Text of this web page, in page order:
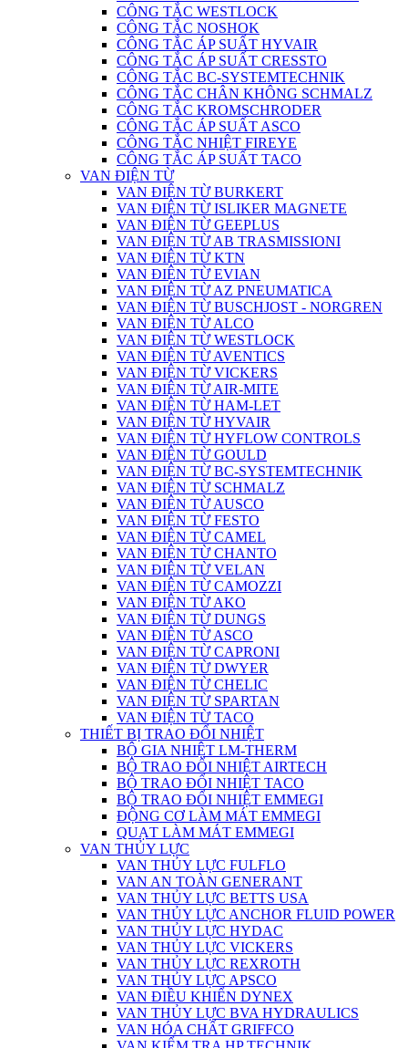
CÔNG TẮC WESTLOCK
CÔNG TẮC NOSHOK
CÔNG TẮC ÁP SUẤT HYVAIR
CÔNG TẮC ÁP SUẤT CRESSTO
CÔNG TẮC BC-SYSTEMTECHNIK
CÔNG TẮC CHÂN KHÔNG SCHMALZ
CÔNG TẮC KROMSCHRODER
CÔNG TẮC ÁP SUẤT ASCO
CÔNG TẮC NHIỆT FIREYE
CÔNG TẮC ÁP SUẤT TACO
VAN ĐIỆN TỪ
VAN ĐIỆN TỪ BURKERT
VAN ĐIỆN TỪ ISLIKER MAGNETE
VAN ĐIỆN TỪ GEEPLUS
VAN ĐIỆN TỪ AB TRASMISSIONI
VAN ĐIỆN TỪ KTN
VAN ĐIỆN TỪ EVIAN
VAN ĐIỆN TỪ AZ PNEUMATICA
VAN ĐIỆN TỪ BUSCHJOST - NORGREN
VAN ĐIỆN TỪ ALCO
VAN ĐIỆN TỪ WESTLOCK
VAN ĐIỆN TỪ AVENTICS
VAN ĐIỆN TỪ VICKERS
VAN ĐIỆN TỪ AIR-MITE
VAN ĐIỆN TỪ HAM-LET
VAN ĐIỆN TỪ HYVAIR
VAN ĐIỆN TỪ HYFLOW CONTROLS
VAN ĐIỆN TỪ GOULD
VAN ĐIỆN TỪ BC-SYSTEMTECHNIK
VAN ĐIỆN TỪ SCHMALZ
VAN ĐIỆN TỪ AUSCO
VAN ĐIỆN TỪ FESTO
VAN ĐIỆN TỪ CAMEL
VAN ĐIỆN TỪ CHANTO
VAN ĐIỆN TỪ VELAN
VAN ĐIỆN TỪ CAMOZZI
VAN ĐIỆN TỪ AKO
VAN ĐIỆN TỪ DUNGS
VAN ĐIỆN TỪ ASCO
VAN ĐIỆN TỪ CAPRONI
VAN ĐIỆN TỪ DWYER
VAN ĐIỆN TỪ CHELIC
VAN ĐIỆN TỪ SPARTAN
VAN ĐIỆN TỪ TACO
THIẾT BỊ TRAO ĐỔI NHIỆT
BỘ GIA NHIỆT LM-THERM
BỘ TRAO ĐỔI NHIỆT AIRTECH
BỘ TRAO ĐỔI NHIỆT TACO
BỘ TRAO ĐỔI NHIỆT EMMEGI
ĐỘNG CƠ LÀM MÁT EMMEGI
QUẠT LÀM MÁT EMMEGI
VAN THỦY LỰC
VAN THỦY LỰC FULFLO
VAN AN TOÀN GENERANT
VAN THỦY LỰC BETTS USA
VAN THỦY LỰC ANCHOR FLUID POWER
VAN THỦY LỰC HYDAC
VAN THỦY LỰC VICKERS
VAN THỦY LỰC REXROTH
VAN THỦY LỰC APSCO
VAN ĐIỀU KHIỂN DYNEX
VAN THỦY LỰC BVA HYDRAULICS
VAN HÓA CHẤT GRIFFCO